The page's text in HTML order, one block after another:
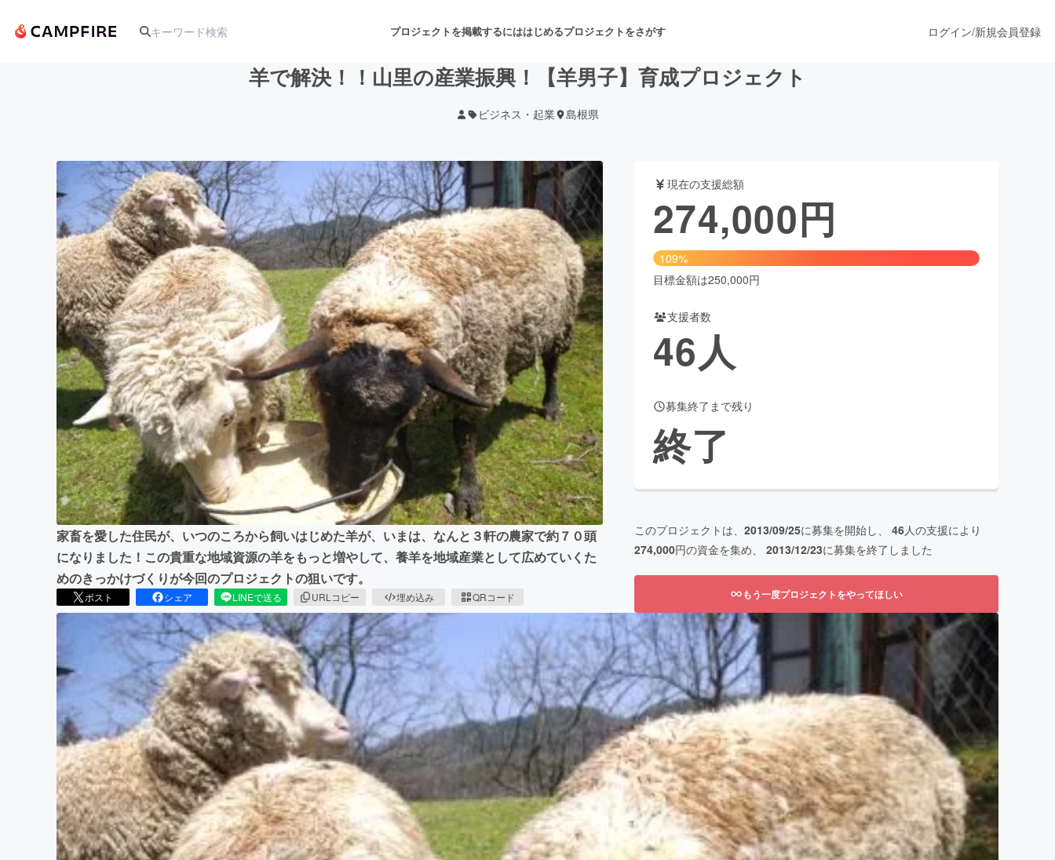
プロジェクトを掲載するにははじめるプロジェクトをさがす
アート・写真 音楽 舞台・パフォーマンス
テクノロジー・ガジェット ゲーム・サービス開発 フード・飲食店 ファッション
映像・映画 書籍・雑誌出版 アニメ・漫画
ビジネス・起業 チャレンジ ビューティー・ヘルスケア
まちづくり・地域活性化
CAMPFIRE for Social GoodCAMPFIRE Creation
CAMPFIREふるさと納税machi-yaコミュニティ
ログイン/新規会員登録
羊で解決！！山里の産業振興！【羊男子】育成プロジェクト
ビジネス・起業 島根県
家畜を愛した住民が、いつのころから飼いはじめた羊が、いまは、なんと３軒の農家で約７０頭
になりました！この貴重な地域資源の羊をもっと増やして、養羊を地域産業として広めていくた
めのきっかけづくりが今回のプロジェクトの狙いです。
ポスト シェア LINEで送る URLコピー 埋め込み QRコード
現在の支援総額
274,000円
109%
目標金額は250,000円
支援者数
46人
募集終了まで残り
終了
このプロジェクトは、 2013/09/25に募集を開始し、 46人の支援により
274,000円の資金を集め、 2013/12/23に募集を終了しました
もう一度プロジェクトをやってほしい